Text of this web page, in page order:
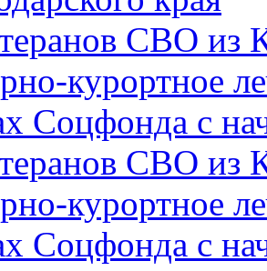
СВО из
курортное
Соцфонда с
СВО из
курортное
Соцфонда с